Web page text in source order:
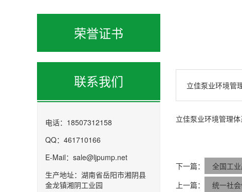
荣誉证书
联系我们
电话：18507312158
QQ：461710166
E-Mail：sale@ljpump.net
生产地址：湖南省岳阳市湘阴县
金龙镇湘阴工业园
立佳泵业环境管
立佳泵业环境管理
下一篇：
全国工
上一篇：
统一社